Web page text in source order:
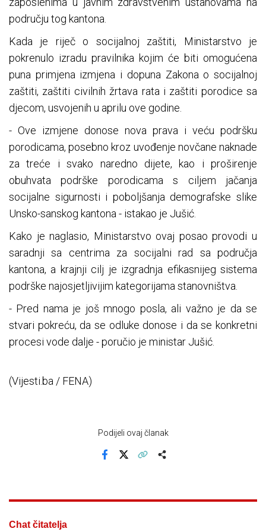
području tog kantona.
Kada je riječ o socijalnoj zaštiti, Ministarstvo je
pokrenulo izradu pravilnika kojim će biti omogućena
puna primjena izmjena i dopuna Zakona o socijalnoj
zaštiti, zaštiti civilnih žrtava rata i zaštiti porodice sa
djecom, usvojenih u aprilu ove godine.
- Ove izmjene donose nova prava i veću podršku
porodicama, posebno kroz uvođenje novčane naknade
za treće i svako naredno dijete, kao i proširenje
obuhvata podrške porodicama s ciljem jačanja
socijalne sigurnosti i poboljšanja demografske slike
Unsko-sanskog kantona - istakao je Jušić.
Kako je naglasio, Ministarstvo ovaj posao provodi u
saradnji sa centrima za socijalni rad sa područja
kantona, a krajnji cilj je izgradnja efikasnijeg sistema
podrške najosjetljivijim kategorijama stanovništva.
- Pred nama je još mnogo posla, ali važno je da se
stvari pokreću, da se odluke donose i da se konkretni
procesi vode dalje - poručio je ministar Jušić.
(Vijesti.ba / FENA)
Podijeli ovaj članak
Chat čitatelja